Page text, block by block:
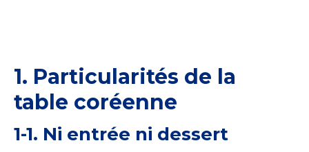
1. Particularités de la
table coréenne
1-1. Ni entrée ni dessert